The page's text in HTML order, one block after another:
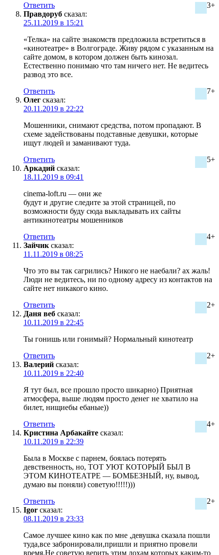
3+
Ответить
Правдоруб сказал:
25.11.2019 в 15:21
«Телка» на сайте знакомств предложила встретиться в
«кинотеатре» в Волгограде. Живу рядом с указанным на
сайте домом, в котором должен быть кинозал.
Естественно понимаю что там ничего нет. Не ведитесь
развод это все.
7+
Ответить
Олег сказал:
20.11.2019 в 22:22
Мошенники, снимают средства, потом пропадают. В
схеме задействованы подставные девушки, которые
ищут людей и заманивают туда.
5+
Ответить
Аркадий сказал:
18.11.2019 в 09:41
cinema-loft.ru — они же
будут и другие следите за этой страницей, по
возможности буду сюда выкладывать их сайты
антикинотеатры мошенников
4+
Ответить
Зайчик сказал:
11.11.2019 в 08:25
Что это вы так сагрились? Никого не наебали? ах жаль!
Люди не ведитесь, ни по одному адресу из контактов на
сайте нет никакого кино.
2+
Ответить
Даня веб сказал:
10.11.2019 в 22:45
Ты гонишь или гонимый? Нормальный кинотеатр
2+
Ответить
Валерий сказал:
10.11.2019 в 22:40
Я тут был, все прошло просто шикарно) Приятная
атмосфера, выше людям просто денег не хватило на
билет, нищиебы ебаные))
4+
Ответить
Кристина Арбакайте сказал:
10.11.2019 в 22:39
Была в Москве с парнем, боялась потерять
девственность, но, ТОТ УЮТ КОТОРЫЙ БЫЛ В
ЭТОМ КИНОТЕАТРЕ — БОМБЕЗНЫЙ, ну, вывод,
думаю вы поняли) советую!!!!!)))
2+
Ответить
Igor сказал:
08.11.2019 в 23:33
Самое лучшее кино как по мне ,девушка сказала пошли
туда,все забронировали,пришли и приятно провели
время.Не советую верить этим лохам которых каким-то